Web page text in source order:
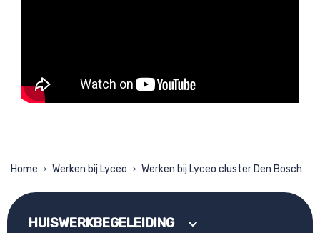
Home > Werken bij Lyceo > Werken bij Lyceo cluster Den Bosch
HUISWERKBEGELEIDING